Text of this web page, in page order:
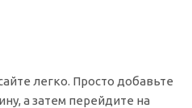
легко. Просто добавьте
а затем перейдите на